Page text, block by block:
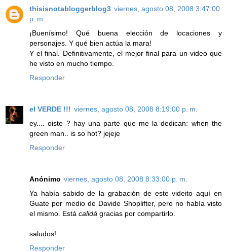
thisisnotabloggerblog3 viernes, agosto 08, 2008 3:47:00
p. m.
¡Buenísimo! Qué buena elección de locaciones y
personajes. Y qué bien actúa la mara!
Y el final. Definitivamente, el mejor final para un video que
he visto en mucho tiempo.
Responder
el VERDE !!! viernes, agosto 08, 2008 8:19:00 p. m.
ey.... oiste ? hay una parte que me la dedican: when the
green man.. is so hot? jejeje
Responder
Anónimo viernes, agosto 08, 2008 8:33:00 p. m.
Ya había sabido de la grabación de este videito aquí en
Guate por medio de Davide Shoplifter, pero no había visto
el mismo. Está calidá gracias por compartirlo.
saludos!
Responder